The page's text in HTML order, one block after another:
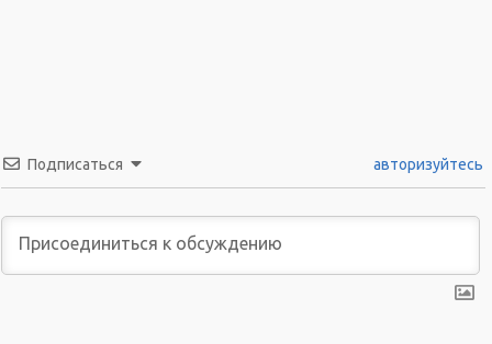
Подписаться авторизуйтесь